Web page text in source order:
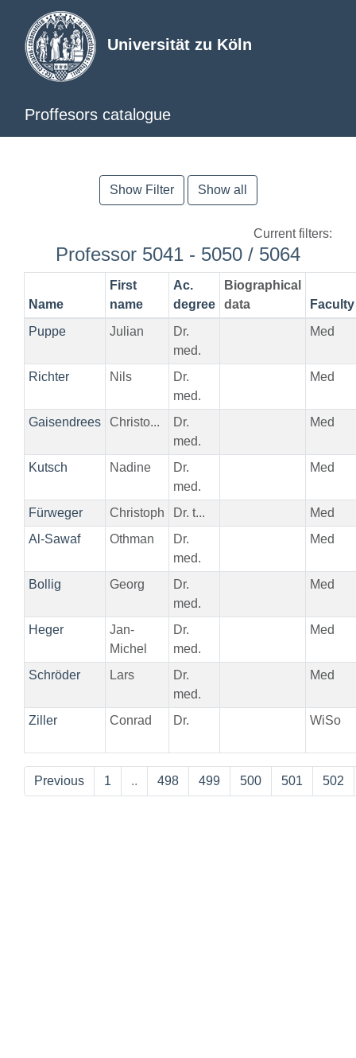
Universität zu Köln
Proffesors catalogue
Show Filter Show all
Current filters:
Professor 5041 - 5050 / 5064
Name
First
name
Ac.
degree
Biographical
data
Faculty
Puppe
Julian
Dr.
med.
Med
Richter Nils
Dr.
med.
Med
Gaisendrees Christo...
Dr.
med.
Med
Kutsch Nadine
Dr.
med.
Med
Fürweger Christoph Dr. t...
Med
Al-Sawaf
Othman
Dr.
med.
Med
Bollig Georg
Dr.
med.
Med
Heger
Jan-
Michel
Dr.
med.
Med
Schröder Lars
Dr.
med.
Med
Ziller Conrad Dr. WiSo
Previous 1 .. 498 499 500 501 502